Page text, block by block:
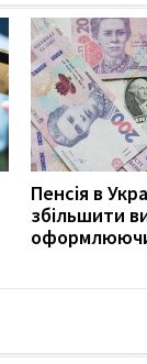
Пенсія в
збільшити